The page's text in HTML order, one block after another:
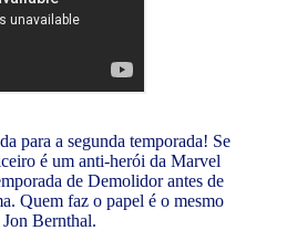
para a segunda temporada! Se
é um anti-herói da Marvel
de Demolidor antes de
Quem faz o papel é o mesmo
Bernthal.